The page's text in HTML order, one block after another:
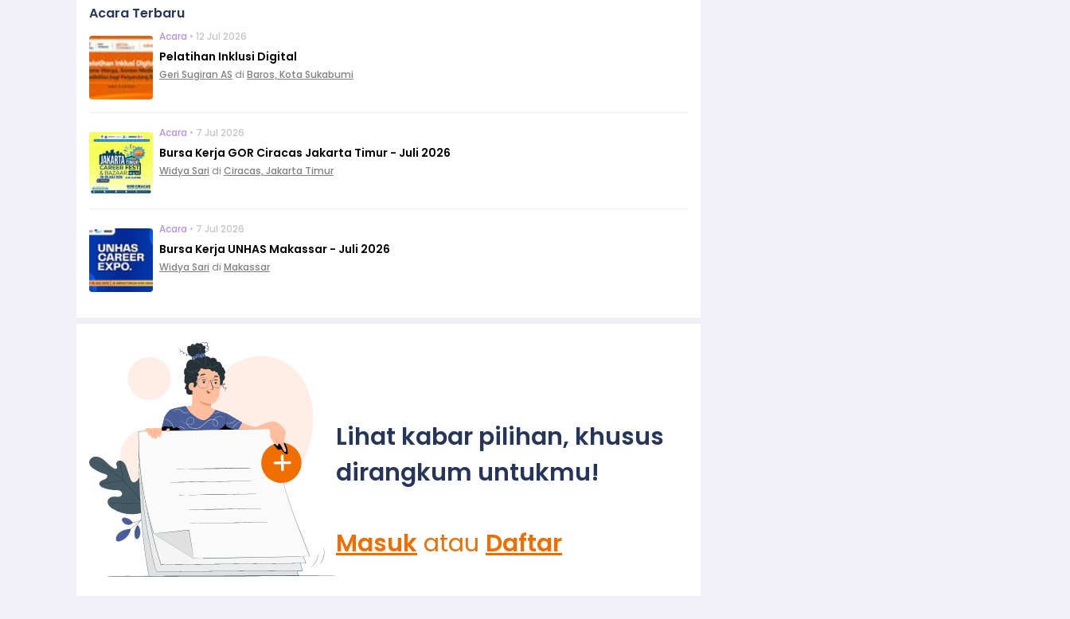
Acara Terbaru
Acara • 12 Jul 2026
Pelatihan Inklusi Digital
Geri Sugiran AS di Baros, Kota Sukabumi
Acara • 7 Jul 2026
Bursa Kerja GOR Ciracas Jakarta Timur - Juli 2026
Widya Sari di Ciracas, Jakarta Timur
Acara • 7 Jul 2026
Bursa Kerja UNHAS Makassar - Juli 2026
Widya Sari di Makassar
Lihat kabar pilihan, khusus
dirangkum untukmu!
Masuk atau Daftar